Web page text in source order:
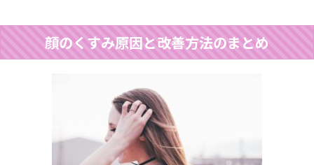
顔のくすみ原因と改善方法のまとめ